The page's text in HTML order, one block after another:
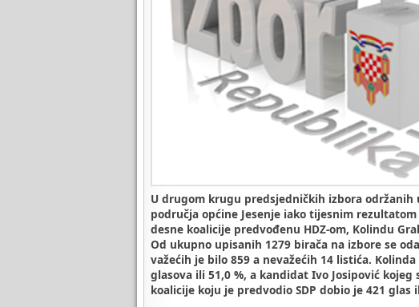
U drugom krugu predsjedničkih izbora održanih
područja općine Jesenje iako tijesnim
desne koalicije predvođenu HDZ-om, Kolindu
Od ukupno upisanih 1279 birača na izbore se
važećih je bilo 859 a nevažećih 14 listića.
glasova ili 51,0 %, a kandidat Ivo Josipović
koalicije koju je predvodio SDP dobio je 421 glas